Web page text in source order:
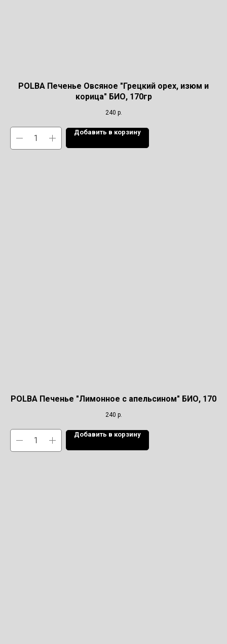
POLBA Печенье Овсяное "Грецкий орех, изюм и
корица" БИО, 170гр
240 р.
Добавить в корзину
POLBA Печенье "Лимонное с апельсином" БИО, 170
240 р.
Добавить в корзину